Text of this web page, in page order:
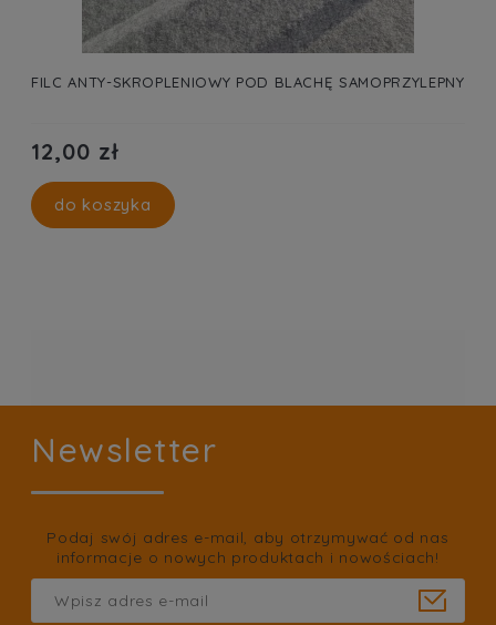
FILC ANTY-SKROPLENIOWY POD BLACHĘ SAMOPRZYLEPNY
12,00 zł
do koszyka
Newsletter
Podaj swój adres e-mail, aby otrzymywać od nas
informacje o nowych produktach i nowościach!